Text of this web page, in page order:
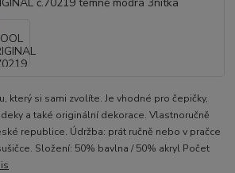
který si sami zvolíte. Je vhodné pro čepičky,
deky a také originální dekorace. Vlastnoručně
republice. Údržba: prát ručně nebo v pračce
Složení: 50% bavlna / 50% akryl Počet